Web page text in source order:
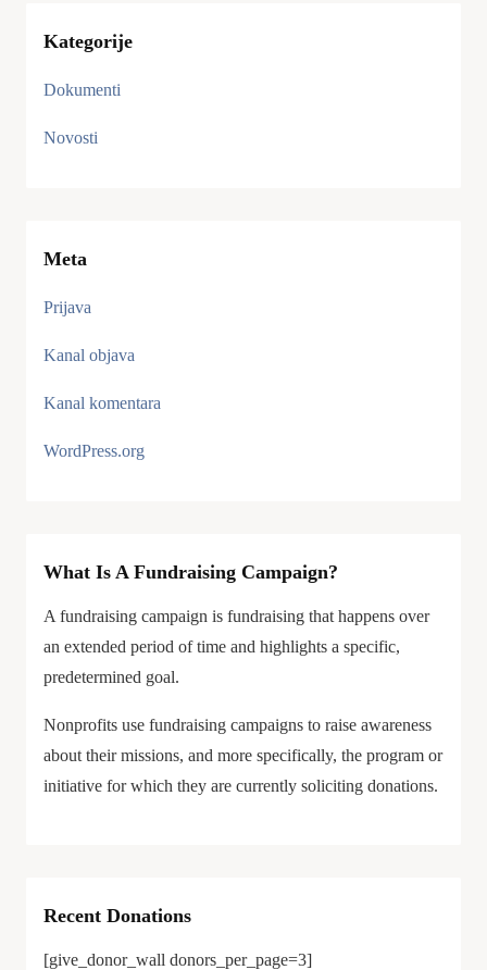
Kategorije
Dokumenti
Novosti
Meta
Prijava
Kanal objava
Kanal komentara
WordPress.org
What Is A Fundraising Campaign?
A fundraising campaign is fundraising that happens over
an extended period of time and highlights a specific,
predetermined goal.
Nonprofits use fundraising campaigns to raise awareness
about their missions, and more specifically, the program or
initiative for which they are currently soliciting donations.
Recent Donations
[give_donor_wall donors_per_page=3]